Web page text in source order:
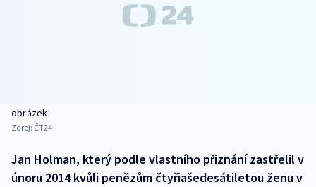
obrázek
Zdroj: ČT24
Jan Holman, který podle vlastního přiznání zastřelil v
únoru 2014 kvůli penězům čtyřiašedesátiletou ženu v